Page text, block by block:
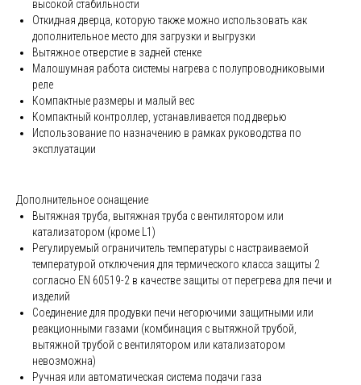
высокой стабильности
Откидная дверца, которую также можно использовать как
дополнительное место для загрузки и выгрузки
Вытяжное отверстие в задней стенке
Малошумная работа системы нагрева с полупроводниковыми
реле
Компактные размеры и малый вес
Компактный контроллер, устанавливается под дверью
Использование по назначению в рамках руководства по
эксплуатации
Дополнительное оснащение
Вытяжная труба, вытяжная труба с вентилятором или
катализатором (кроме L1)
Регулируемый ограничитель температуры с настраиваемой
температурой отключения для термического класса защиты 2
согласно EN 60519-2 в качестве защиты от перегрева для печи и
изделий
Соединение для продувки печи негорючими защитными или
реакционными газами (комбинация с вытяжной трубой,
вытяжной трубой с вентилятором или катализатором
невозможна)
Ручная или автоматическая система подачи газа